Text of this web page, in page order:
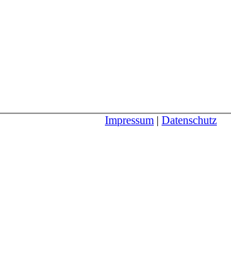
Impressum | Datenschutz